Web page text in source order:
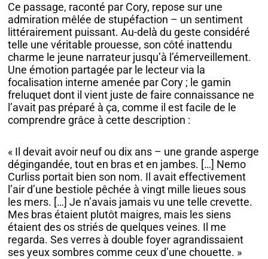
Ce passage, raconté par Cory, repose sur une
admiration mêlée de stupéfaction – un sentiment
littérairement puissant. Au-delà du geste considéré
telle une véritable prouesse, son côté inattendu
charme le jeune narrateur jusqu’à l’émerveillement.
Une émotion partagée par le lecteur via la
focalisation interne amenée par Cory ; le gamin
freluquet dont il vient juste de faire connaissance ne
l’avait pas préparé à ça, comme il est facile de le
comprendre grâce à cette description :
« Il devait avoir neuf ou dix ans – une grande asperge
dégingandée, tout en bras et en jambes. […] Nemo
Curliss portait bien son nom. Il avait effectivement
l’air d’une bestiole pêchée à vingt mille lieues sous
les mers. […] Je n’avais jamais vu une telle crevette.
Mes bras étaient plutôt maigres, mais les siens
étaient des os striés de quelques veines. Il me
regarda. Ses verres à double foyer agrandissaient
ses yeux sombres comme ceux d’une chouette. »